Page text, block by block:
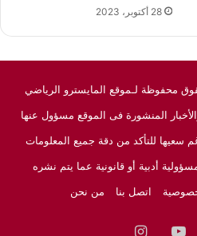
28 أكتوبر، 2023
المنشورة فى الموقع مسؤول عنها
سعيها للتأكد من دقة جميع المعلومات
أدبية أو قانونية عما يتم نشره
اتصل بنا من نحن
‫YouTubeانستقرام